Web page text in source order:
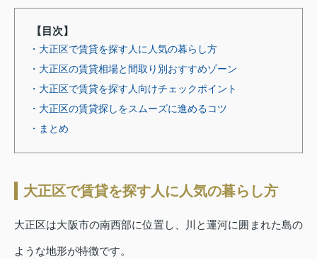
【目次】
・大正区で賃貸を探す人に人気の暮らし方
・大正区の賃貸相場と間取り別おすすめゾーン
・大正区で賃貸を探す人向けチェックポイント
・大正区の賃貸探しをスムーズに進めるコツ
・まとめ
大正区で賃貸を探す人に人気の暮らし方
大正区は大阪市の南西部に位置し、川と運河に囲まれた島の
ような地形が特徴です。